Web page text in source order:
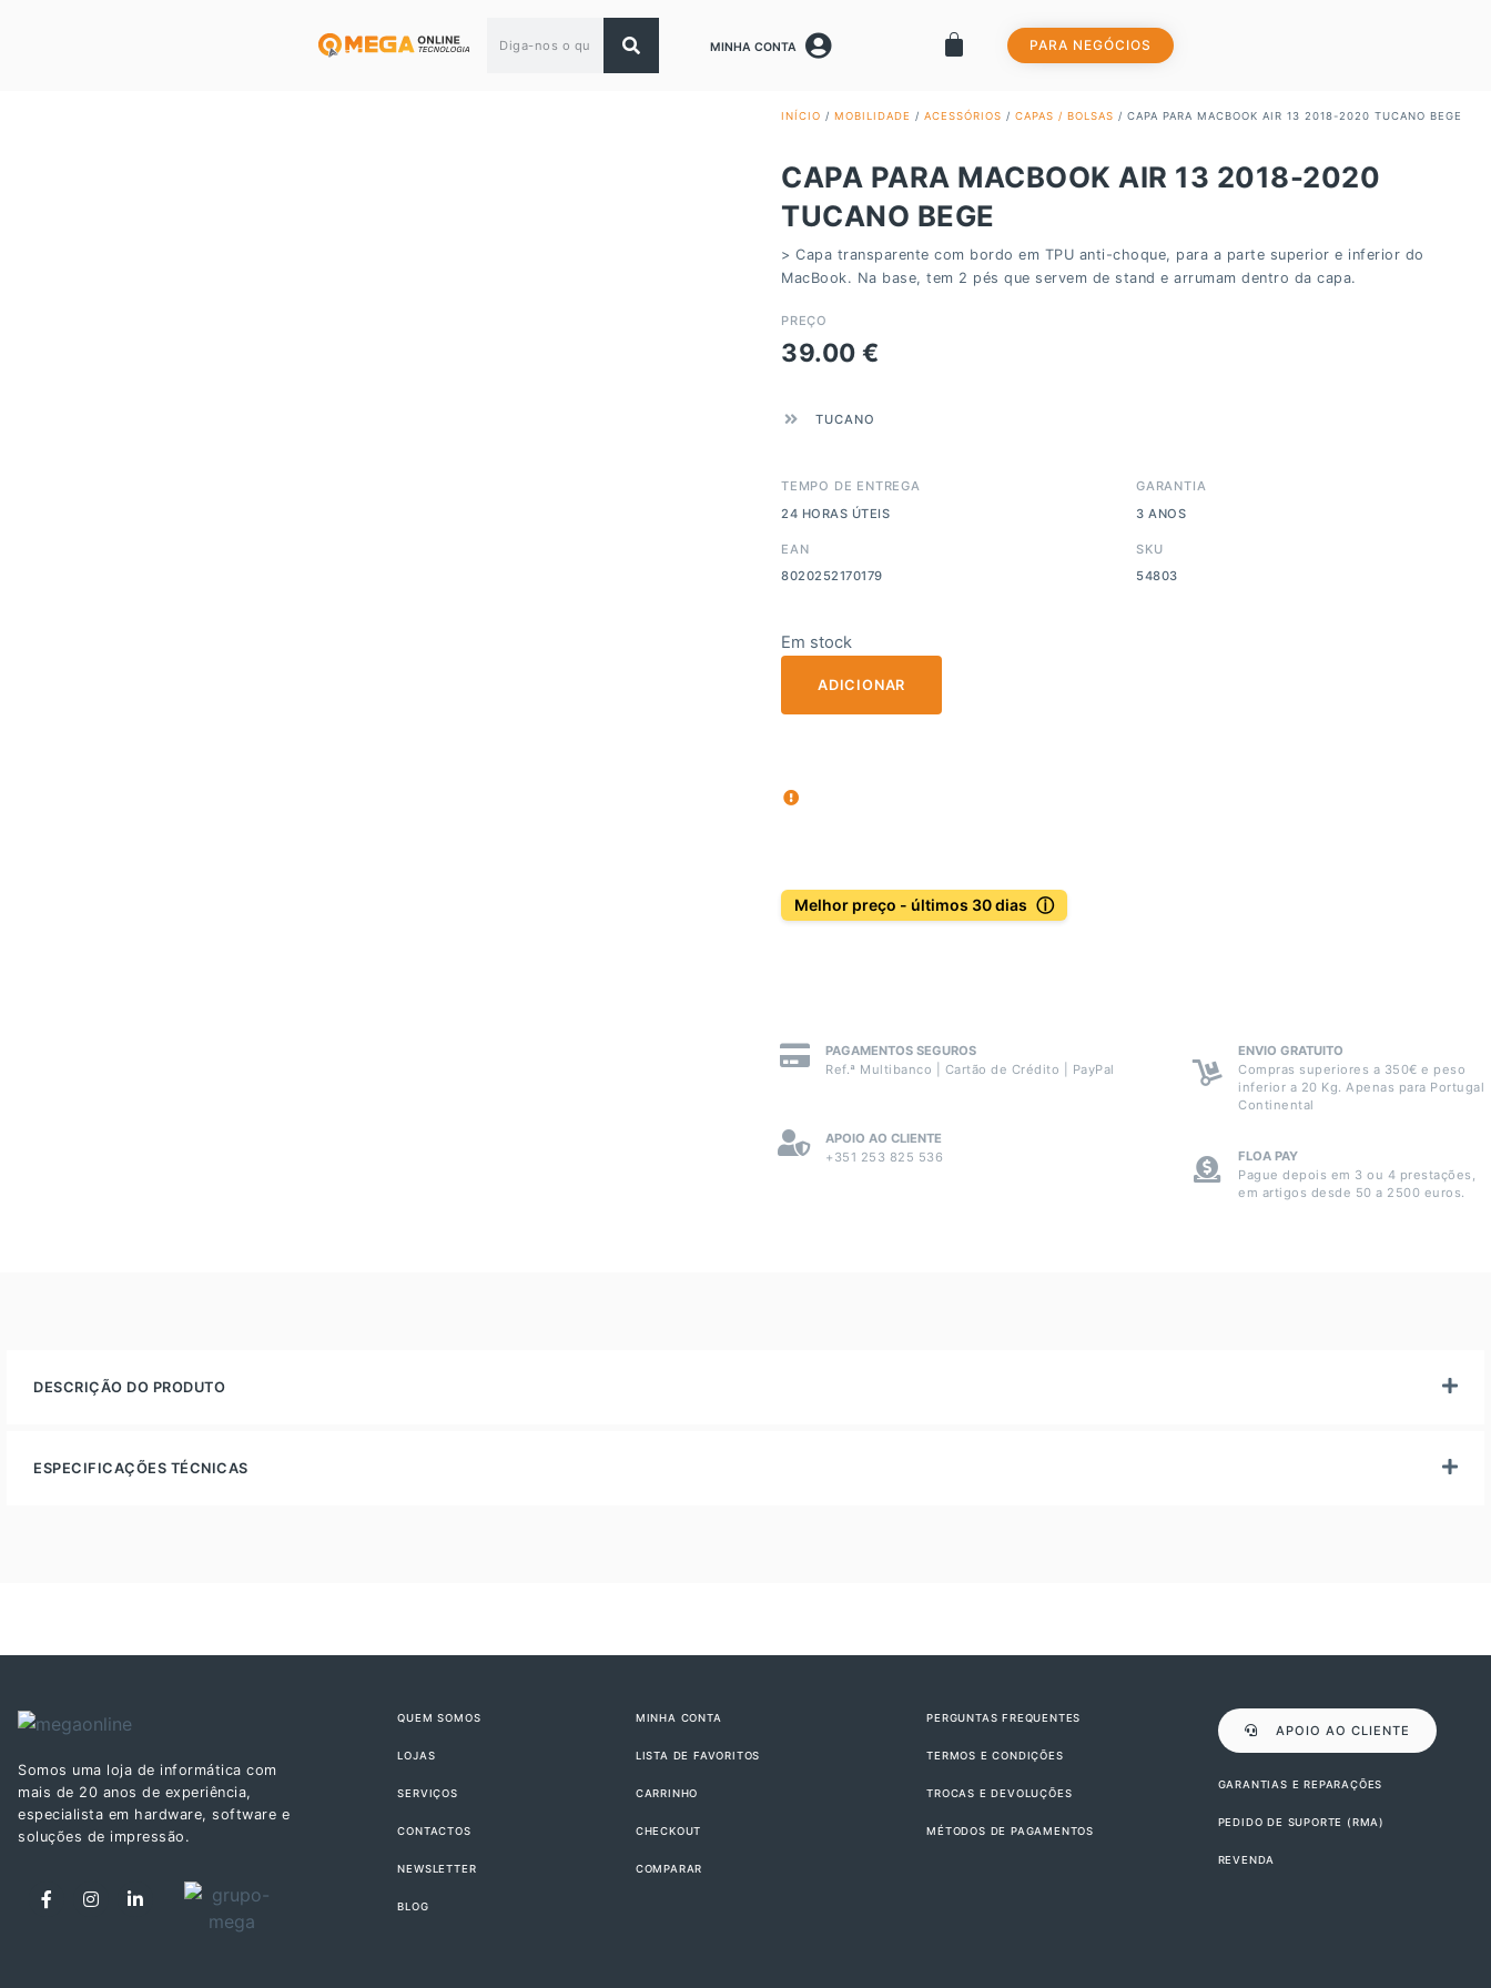
MINHA CONTA PARA NEGÓCIOS
INÍCIO / MOBILIDADE / ACESSÓRIOS / CAPAS / BOLSAS / CAPA PARA MACBOOK AIR 13 2018-2020 TUCANO BEGE
CAPA PARA MACBOOK AIR 13 2018-2020
TUCANO BEGE
> Capa transparente com bordo em TPU anti-choque, para a parte superior e inferior do
MacBook. Na base, tem 2 pés que servem de stand e arrumam dentro da capa.
PREÇO
39.00 €
TUCANO
TEMPO DE ENTREGA
24 HORAS ÚTEIS
GARANTIA
3 ANOS
EAN
8020252170179
SKU
54803
Em stock
ADICIONAR
Melhor preço - últimos 30 dias ⓘ
PAGAMENTOS SEGUROS
Ref.ª Multibanco | Cartão de Crédito | PayPal
APOIO AO CLIENTE
+351 253 825 536
ENVIO GRATUITO
Compras superiores a 350€ e peso
inferior a 20 Kg. Apenas para Portugal
Continental
FLOA PAY
Pague depois em 3 ou 4 prestações,
em artigos desde 50 a 2500 euros.
DESCRIÇÃO DO PRODUTO
ESPECIFICAÇÕES TÉCNICAS
Somos uma loja de informática com
mais de 20 anos de experiência,
especialista em hardware, software e
soluções de impressão.
QUEM SOMOS
LOJAS
SERVIÇOS
CONTACTOS
NEWSLETTER
BLOG
MINHA CONTA
LISTA DE FAVORITOS
CARRINHO
CHECKOUT
COMPARAR
PERGUNTAS FREQUENTES
TERMOS E CONDIÇÕES
TROCAS E DEVOLUÇÕES
MÉTODOS DE PAGAMENTOS
APOIO AO CLIENTE
GARANTIAS E REPARAÇÕES
PEDIDO DE SUPORTE (RMA)
REVENDA